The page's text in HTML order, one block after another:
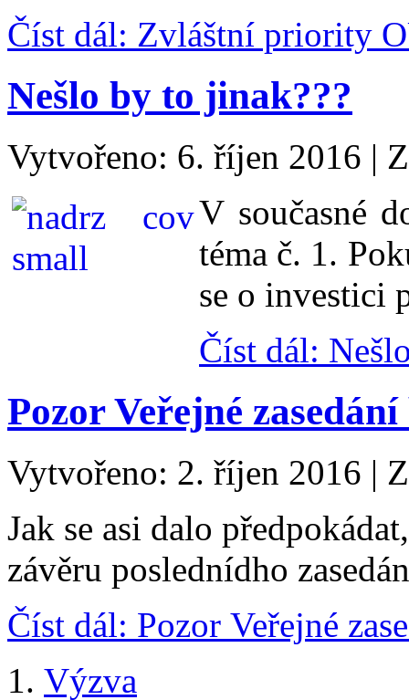
Číst dál: Zvláštní priority
Nešlo by to jinak???
Vytvořeno: 6. říjen 2016 |
V současné
téma č. 1.
se o investici
Číst dál:
Pozor Veřejné
Vytvořeno: 2. říjen 2016 |
Jak se asi dalo
závěru poslednídho
Číst dál: Pozor Veřejné
Výzva